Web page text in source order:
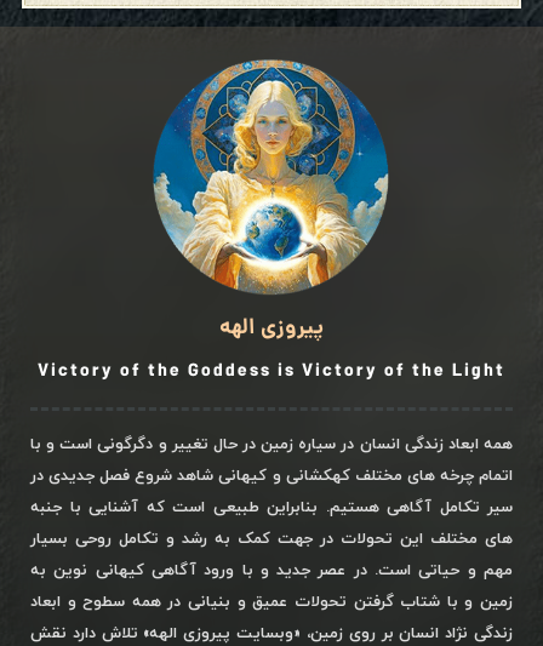
پیروزی الهه
Victory of the Goddess is Victory of the Light
همه ابعاد زندگی انسان در سیاره زمین در حال تغییر و دگرگونی است و با
اتمام چرخه های مختلف کهکشانی و کیهانی شاهد شروع فصل جدیدی در
سیر تکامل آگاهی هستیم. بنابراین طبیعی است که آشنایی با جنبه
های مختلف این تحولات در جهت کمک به رشد و تکامل روحی بسیار
مهم و حیاتی است. در عصر جدید و با ورود آگاهی کیهانی نوین به
زمین و با شتاب گرفتن تحولات عمیق و بنیانی در همه سطوح و ابعاد
زندگی نژاد انسان بر روی زمین، «وبسایت پیروزی الهه» تلاش دارد نقش